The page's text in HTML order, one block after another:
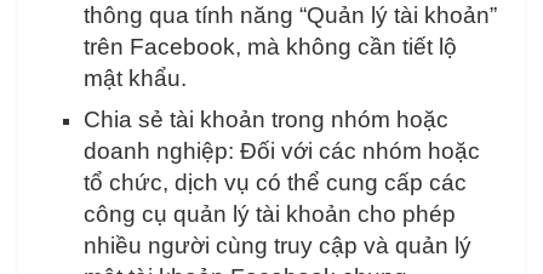
thông qua tính năng “Quản lý tài khoản”
trên Facebook, mà không cần tiết lộ
mật khẩu.
Chia sẻ tài khoản trong nhóm hoặc
doanh nghiệp: Đối với các nhóm hoặc
tổ chức, dịch vụ có thể cung cấp các
công cụ quản lý tài khoản cho phép
nhiều người cùng truy cập và quản lý